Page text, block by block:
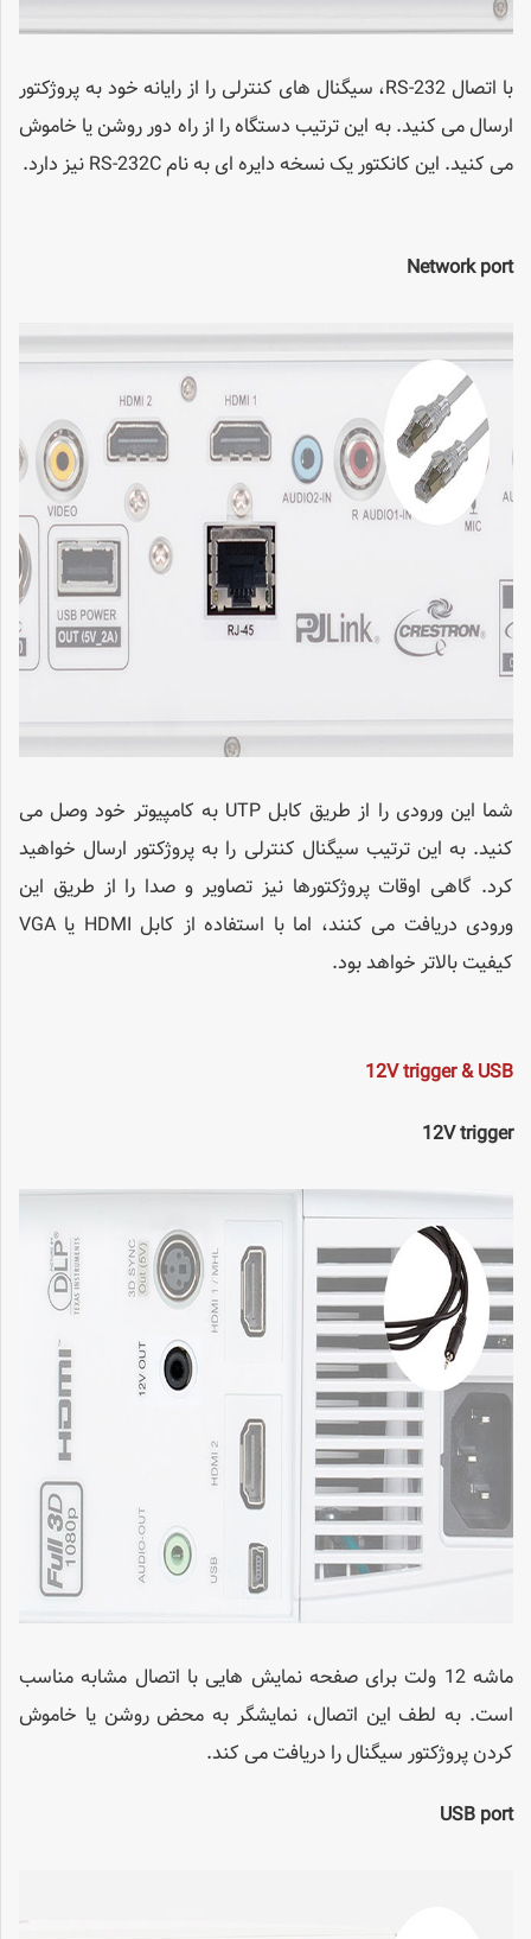
با اتصال RS-232، سیگنال های کنترلی را از رایانه خود به پروژکتور
ارسال می کنید. به این ترتیب دستگاه را از راه دور روشن یا خاموش
می کنید. این کانکتور یک نسخه دایره ای به نام RS-232C نیز دارد.
Network port
شما این ورودی را از طریق کابل UTP به کامپیوتر خود وصل می
کنید. به این ترتیب سیگنال کنترلی را به پروژکتور ارسال خواهید
کرد. گاهی اوقات پروژکتورها نیز تصاویر و صدا را از طریق این
ورودی دریافت می کنند، اما با استفاده از کابل HDMI یا VGA
کیفیت بالاتر خواهد بود.
12V trigger & USB
12V trigger
ماشه 12 ولت برای صفحه نمایش هایی با اتصال مشابه مناسب
است. به لطف این اتصال، نمایشگر به محض روشن یا خاموش
کردن پروژکتور سیگنال را دریافت می کند.
USB port